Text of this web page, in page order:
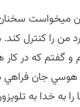
سخنان
من را كنترل
و گفتم كه در
هوسي جان فراهي
خدا به